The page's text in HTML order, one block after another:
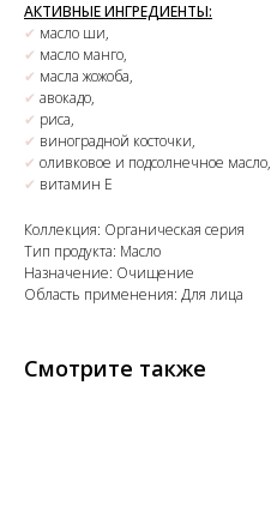
АКТИВНЫЕ ИНГРЕДИЕНТЫ:
✔ масло ши,
✔ масло манго,
✔ масла жожоба,
✔ авокадо,
✔ риса,
✔ виноградной косточки,
✔ оливковое и подсолнечное масло,
✔ витамин Е
Коллекция: Органическая серия
Тип продукта: Масло
Назначение: Очищение
Область применения: Для лица
Смотрите также